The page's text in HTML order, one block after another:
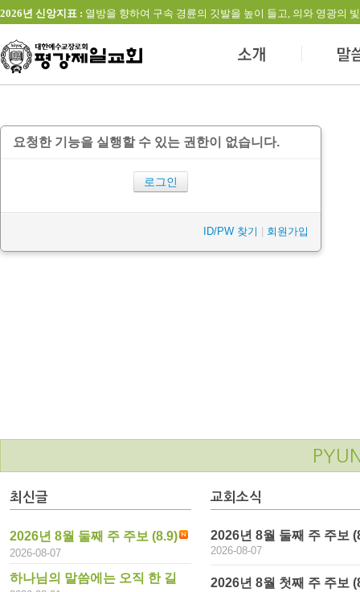
2026년 신앙지표 : 열방을 향하여 구속 경륜의 깃발을 높이 들고, 의와 영광의
요청한 기능을 실행할 수 있는 권한이 없습니다.
로그인
ID/PW 찾기 회원가입
최신글
2026년 8월 둘째 주 주보 (8.9)
2026-08-07
하나님의 말씀에는 오직 한 길
교회소식
2026년 8월 둘째 주 주보
2026-08-07
2026년 8월 첫째 주 주보